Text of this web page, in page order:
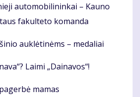
automobilininkai – Kauno
fakulteto komanda
auklėtinėms – medaliai
Laimi „Dainavos“!
mamas